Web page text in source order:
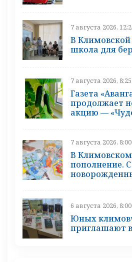
7 августа 2026,
В Климовской
школа для
7 августа 2026, 8:25
Газета
продолжает
акцию —
7 августа 2026, 8:00
В
пополнение. С
6 августа 2026, 8:00
Юных
приглашают